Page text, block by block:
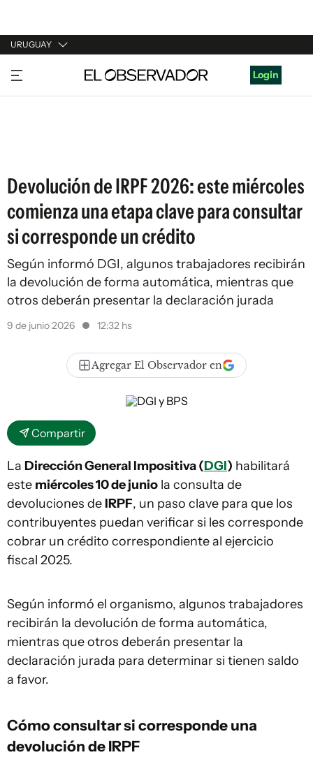
URUGUAY
URUGUAY
ARGENTINA
Login
Devolución de IRPF 2026: este miércoles
comienza una etapa clave para consultar
si corresponde un crédito
Según informó DGI, algunos trabajadores recibirán
la devolución de forma automática, mientras que
otros deberán presentar la declaración jurada
9 de junio 2026 12:32 hs
Agregar El Observador en
Compartir
La Dirección General Impositiva (DGI) habilitará
este miércoles 10 de junio la consulta de
devoluciones de IRPF, un paso clave para que los
contribuyentes puedan verificar si les corresponde
cobrar un crédito correspondiente al ejercicio
fiscal 2025.
Según informó el organismo, algunos trabajadores
recibirán la devolución de forma automática,
mientras que otros deberán presentar la
declaración jurada para determinar si tienen saldo
a favor.
Cómo consultar si corresponde una
devolución de IRPF